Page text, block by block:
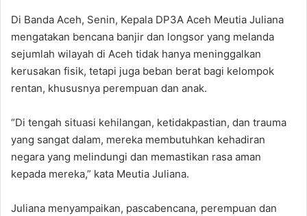
Di Banda Aceh, Senin, Kepala DP3A Aceh Meutia Juliana
mengatakan bencana banjir dan longsor yang melanda
sejumlah wilayah di Aceh tidak hanya meninggalkan
kerusakan fisik, tetapi juga beban berat bagi kelompok
rentan, khususnya perempuan dan anak.
“Di tengah situasi kehilangan, ketidakpastian, dan trauma
yang sangat dalam, mereka membutuhkan kehadiran
negara yang melindungi dan memastikan rasa aman
kepada mereka,” kata Meutia Juliana.
Juliana menyampaikan, pascabencana, perempuan dan